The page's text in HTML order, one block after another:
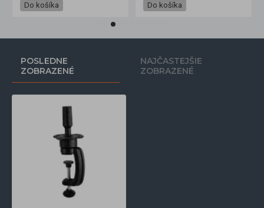
Do košíka Do košíka
POSLEDNE
ZOBRAZENÉ
NAJČASTEJŠIE
ZOBRAZENÉ